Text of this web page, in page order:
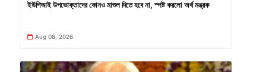
ইউপিআই উপভোক্তাদের কোনও মাশুল দিতে হবে না, স্পষ্ট করলো অর্থ মন্ত্রক
Aug 08, 2026